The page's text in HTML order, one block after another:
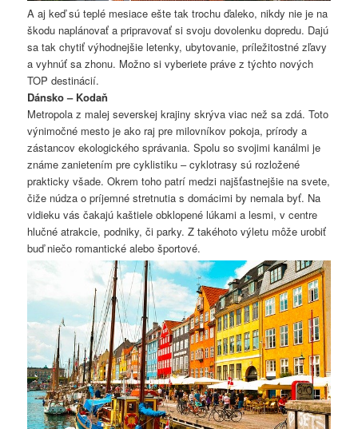
A aj keď sú teplé mesiace ešte tak trochu ďaleko, nikdy nie je na
škodu naplánovať a pripravovať si svoju dovolenku dopredu. Dajú
sa tak chytiť výhodnejšie letenky, ubytovanie, príležitostné zľavy
a vyhnúť sa zhonu. Možno si vyberiete práve z týchto nových
TOP destinácií.
Dánsko – Kodaň
Metropola z malej severskej krajiny skrýva viac než sa zdá. Toto
výnimočné mesto je ako raj pre milovníkov pokoja, prírody a
zástancov ekologického správania. Spolu so svojimi kanálmi je
známe zanietením pre cyklistiku – cyklotrasy sú rozložené
prakticky všade. Okrem toho patrí medzi najšťastnejšie na svete,
čiže núdza o príjemné stretnutia s domácimi by nemala byť. Na
vidieku vás čakajú kaštiele obklopené lúkami a lesmi, v centre
hlučné atrakcie, podniky, či parky. Z takéhoto výletu môže urobiť
buď niečo romantické alebo športové.